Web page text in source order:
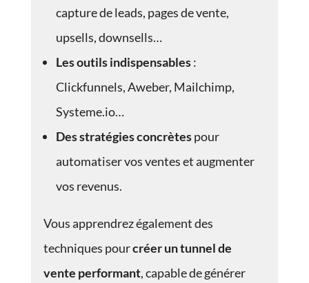
capture de leads, pages de vente,
upsells, downsells…
Les outils indispensables:
Clickfunnels, Aweber, Mailchimp,
Systeme.io…
Des stratégies concrètespour
automatiser vos ventes et augmenter
vos revenus.
Vous apprendrez également des
techniques pourcréer un tunnel de
vente performant, capable de générer